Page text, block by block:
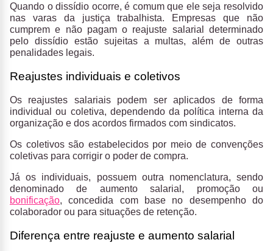
Quando o dissídio ocorre, é comum que ele seja resolvido
nas varas da justiça trabalhista. Empresas que não
cumprem e não pagam o reajuste salarial determinado
pelo dissídio estão sujeitas a multas, além de outras
penalidades legais.
Reajustes individuais e coletivos
Os reajustes salariais podem ser aplicados de forma
individual ou coletiva, dependendo da política interna da
organização e dos acordos firmados com sindicatos.
Os coletivos são estabelecidos por meio de convenções
coletivas para corrigir o poder de compra.
Já os individuais, possuem outra nomenclatura, sendo
denominado de aumento salarial, promoção ou
bonificação, concedida com base no desempenho do
colaborador ou para situações de retenção.
Diferença entre reajuste e aumento salarial